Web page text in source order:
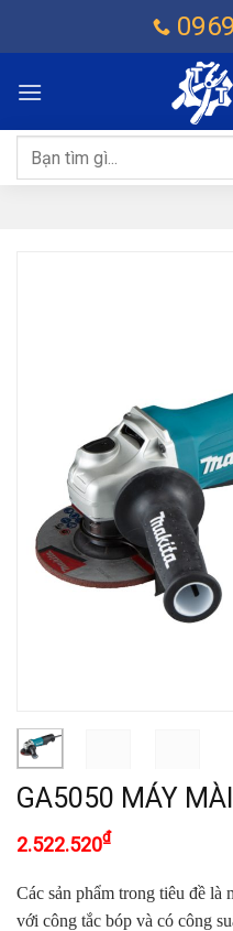
dung
Tìm
kiếm:
GA5050 MÁY
2.522.520₫
Các sản phẩm trong tiêu đề là
với công tắc bóp và có công